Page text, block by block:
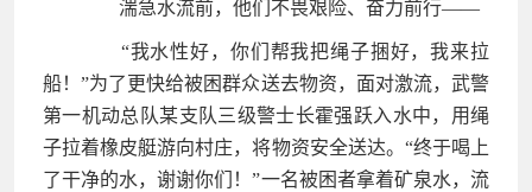
湍急水流前，他们不畏艰险、奋力前行——
“我水性好，你们帮我把绳子捆好，我来拉
船！”为了更快给被困群众送去物资，面对激流，武警
第一机动总队某支队三级警士长霍强跃入水中，用绳
子拉着橡皮艇游向村庄，将物资安全送达。“终于喝上
了干净的水，谢谢你们！”一名被困者拿着矿泉水，流